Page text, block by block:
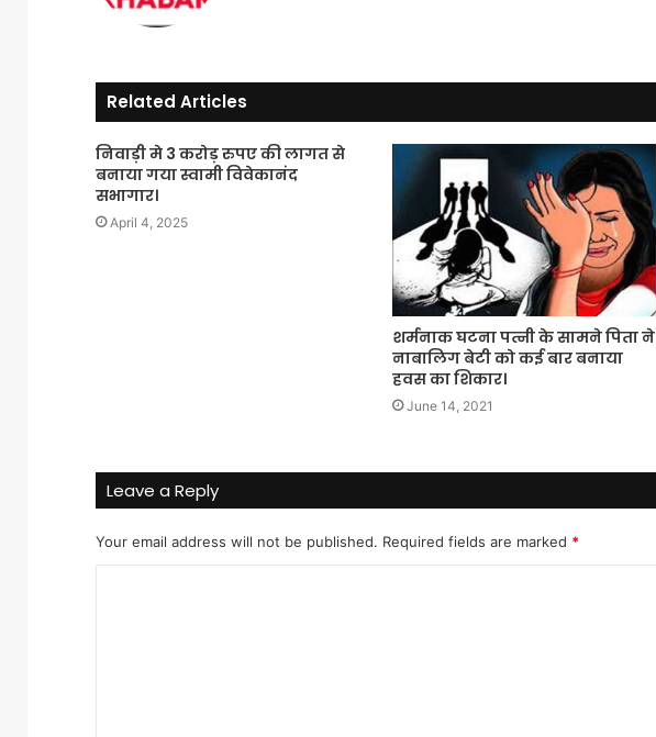
Related Articles
निवाड़ी मे 3 करोड़ रुपए की लागत से
बनाया गया स्वामी विवेकानंद
सभागार।
April 4, 2025
शर्मनाक घटना पत्नी के सामने पिता ने
नाबालिग बेटी को कई बार बनाया
हवस का शिकार।
June 14, 2021
Leave a Reply
Your email address will not be published. Required fields are marked *